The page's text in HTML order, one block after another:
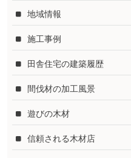
地域情報
施工事例
田舎住宅の建築履歴
間伐材の加工風景
遊びの木材
信頼される木材店